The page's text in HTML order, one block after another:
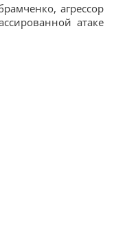
агрессор
атаке